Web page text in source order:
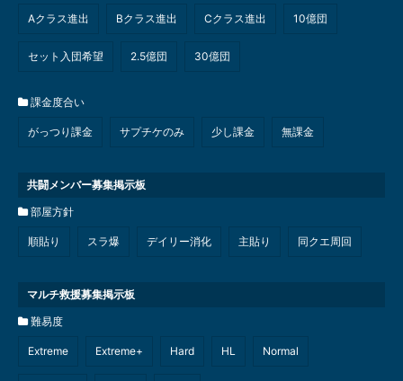
Aクラス進出 Bクラス進出 Cクラス進出 10億団
セット入団希望 2.5億団 30億団
課金度合い
がっつり課金 サプチケのみ 少し課金 無課金
共闘メンバー募集掲示板
部屋方針
順貼り スラ爆 デイリー消化 主貼り 同クエ周回
マルチ救援募集掲示板
難易度
Extreme Extreme+ Hard HL Normal